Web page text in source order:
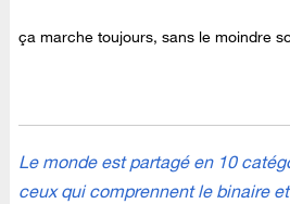
ça marche toujours, sans le moindre
Le monde est partagé en 10
ceux qui comprennent le binaire